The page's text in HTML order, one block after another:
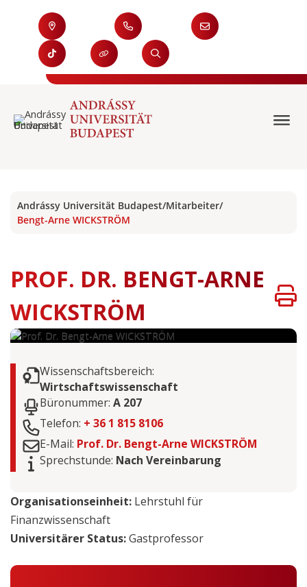
Andrássy Universität Budapest/Mitarbeiter/
Bengt-Arne WICKSTRÖM
PROF. DR. BENGT-ARNE
WICKSTRÖM
Wissenschaftsbereich:
Wirtschaftswissenschaft
Büronummer: A 207
Telefon: + 36 1 815 8106
E-Mail: Prof. Dr. Bengt-Arne WICKSTRÖM
Sprechstunde: Nach Vereinbarung
Organisationseinheit: Lehrstuhl für
Finanzwissenschaft
Universitärer Status:Gastprofessor